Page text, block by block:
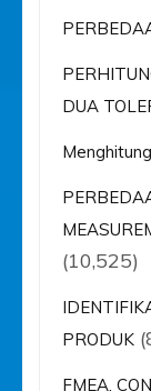
DUA
(10,525)
PRODUK
FMEA,